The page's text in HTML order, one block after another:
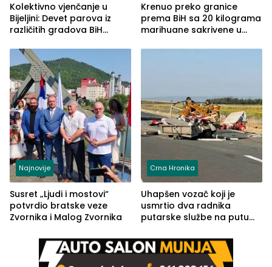
Kolektivno vjenčanje u
Bijeljini: Devet parova iz
različitih gradova BiH
Krenuo preko granice
prema BiH sa 20 kilograma
marihuane sakrivene u
Najnovije
Susret „Ljudi i mostovi“
potvrdio bratske veze
Zvornika i Malog Zvornika
Crna Hronika
Uhapšen vozač koji je
usmrtio dva radnika
putarske službe na putu
(FOTO)